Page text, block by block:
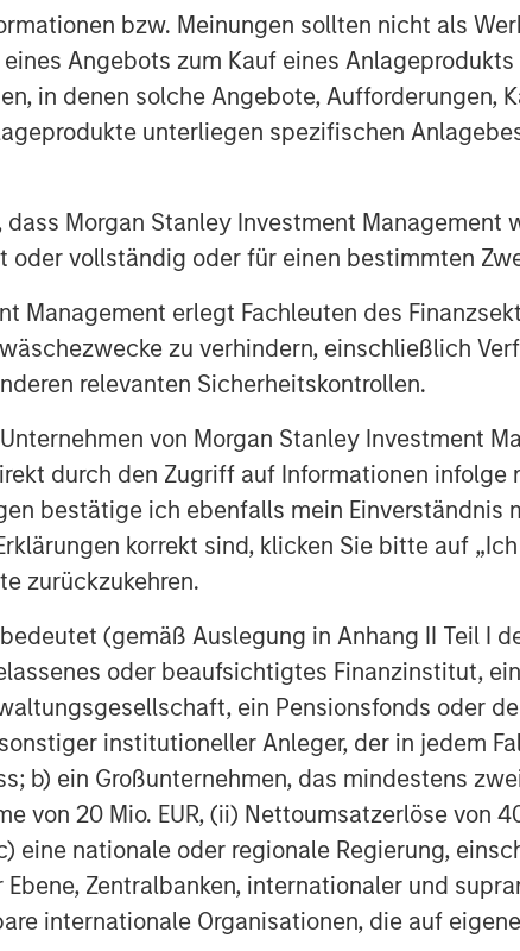
bzw. Meinungen sollten nicht als
Angebots zum Kauf eines
in denen solche Angebote,
unterliegen spezifischen
Morgan Stanley Investment
oder vollständig oder für einen bestimmten
Management erlegt Fachleuten des
zu verhindern, einschließlich
relevanten Sicherheitskontrollen.
von Morgan Stanley Investment
durch den Zugriff auf Informationen
bestätige ich ebenfalls mein Einverständnis
korrekt sind, klicken Sie bitte auf
zurückzukehren.
bedeutet (gemäß Auslegung in Anhang II Teil I
oder beaufsichtigtes Finanzinstitut,
ein Pensionsfonds oder
institutioneller Anleger, der in jedem
b) ein Großunternehmen, das mindestens
von 20 Mio. EUR, (ii) Nettoumsatzerlöse von
eine nationale oder regionale Regierung,
Zentralbanken, internationaler und
internationale Organisationen, die auf
economic contribution
Division, MSCI, IMF. Chart above compares USA as a
and MSCI All Country World Index. Data as of December
seek to invest in highly unique companies
in the U.S., including consumer, financial and
Europe and Latin America. International equities
opportunities to find potential mispricing, where
at significantly discounted valuations.
perspective, international equities offer
U.S. markets, driven by technology-
Magnificent 7. The top-ten largest securities
market cap, and while high concentration does